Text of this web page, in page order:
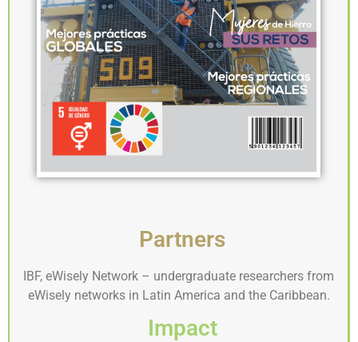
Partners
IBF, eWisely Network – undergraduate researchers from
eWisely networks in Latin America and the Caribbean.
Impact